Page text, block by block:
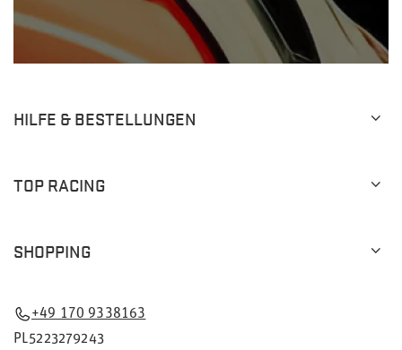
HILFE & BESTELLUNGEN
TOP RACING
SHOPPING
+49 170 9338163
PL5223279243